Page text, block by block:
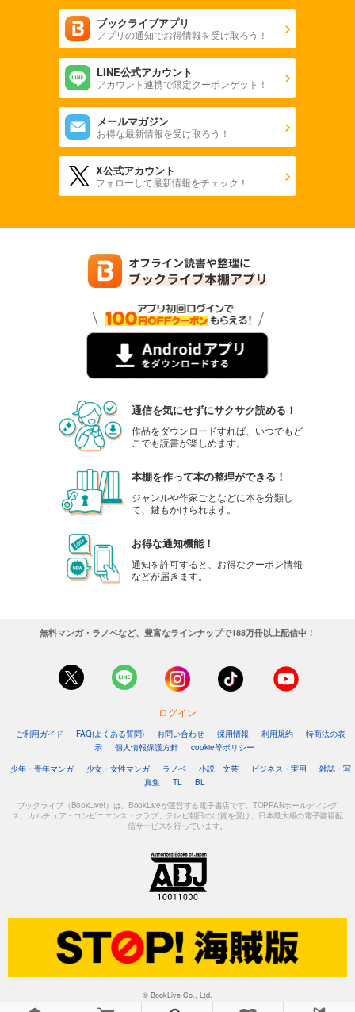
ブックライブアプリ
アプリの通知でお得情報を受け取ろう！
LINE公式アカウント
アカウント連携で限定クーポンゲット！
メールマガジン
お得な最新情報を受け取ろう！
X公式アカウント
フォローして最新情報をチェック！
通信を気にせずにサクサク読める！
作品をダウンロードすれば、いつでもど
こでも読書が楽しめます。
本棚を作って本の整理ができる！
ジャンルや作家ごとなどに本を分類し
て、鍵もかけられます。
お得な通知機能！
通知を許可すると、お得なクーポン情報
などが届きます。
無料マンガ・ラノベなど、豊富なラインナップで188万冊以上配信中！
ログイン
ご利用ガイド FAQ(よくある質問) お問い合わせ 採用情報 利用規約
特商法の表
示
個人情報保護方針
cookie等ポリシー
少年・青年マンガ
少女・女性マンガ ラノベ 小説・文芸 ビジネス・実用
雑誌・写
真集
TL BL
ブックライブ（BookLive!）は、BookLiveが運営する電子書店です。TOPPANホールディング
ス、カルチュア・コンビニエンス・クラブ、テレビ朝日の出資を受け、日本最大級の電子書籍配
信サービスを行っています。
© BookLive Co., Ltd.